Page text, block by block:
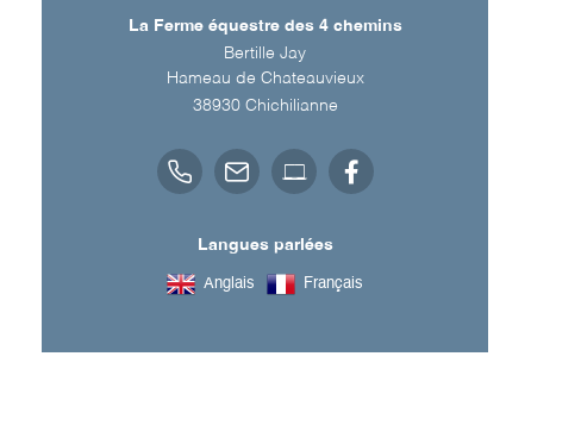
La Ferme équestre des 4 chemins
Bertille Jay
Hameau de Chateauvieux
38930 Chichilianne
Langues parlées
Anglais Français